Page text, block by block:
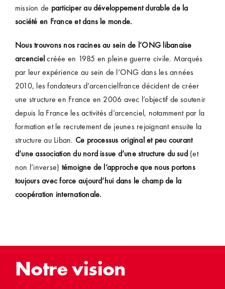
mission de participer au développement durable de la
société en France et dans le monde.
Nous trouvons nos racines au sein de l’ONG libanaise
arcencielcréée en 1985 en pleine guerre civile. Marqués
par leur expérience au sein de l’ONG dans les années
2010, les fondateurs d’arcencielfrance décident de créer
une structure en France en 2006 avec l’objectif de soutenir
depuis la France les activités d’arcenciel, notamment par la
formation et le recrutement de jeunes rejoignant ensuite la
structure au Liban. Ce processus original et peu courant
d’une association du nord issue d’une structure du sud (et
non l’inverse) témoigne de l’approche que nous portons
toujours avec force aujourd’hui dans le champ de la
coopération internationale.
Notre vision